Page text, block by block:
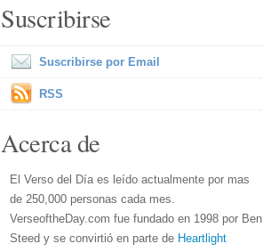
Suscribirse
Suscribirse por Email
RSS
Acerca de
El Verso del Día es leído actualmente por mas
de 250,000 personas cada mes.
VerseoftheDay.com fue fundado en 1998 por Ben
Steed y se convirtió en parte de Heartlight